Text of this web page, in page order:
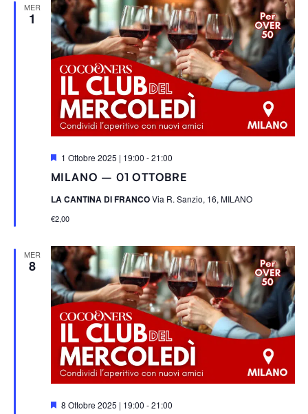
MER
1
MILANO – 01 OTTOBRE
S
g
a
a
i
1 Ottobre 2025 | 19:00 -21:00
LA CANTINA DI FRANCOVia R. Sanzio, 16, MILANO
€2,00
MER
8
S
8 Ottobre 2025 | 19:00 -21:00